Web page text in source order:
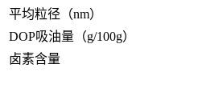
平均粒径（nm）
DOP吸油量（g/100g）
卤素含量